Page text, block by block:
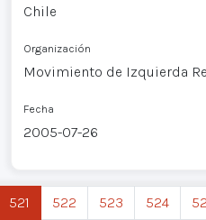
Chile
Organización
Movimiento de Izquierda
Fecha
2005-07-26
521 522 523 524